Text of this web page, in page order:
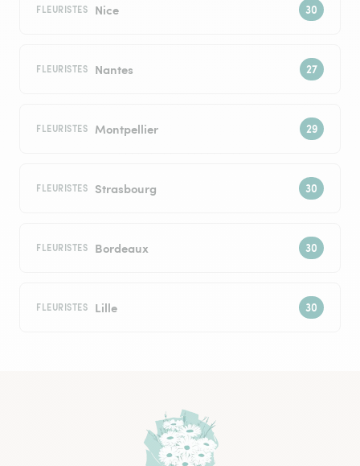
FLEURISTES Nice
FLEURISTES Nantes
FLEURISTES Montpellier
FLEURISTES Strasbourg
FLEURISTES Bordeaux
FLEURISTES Lille